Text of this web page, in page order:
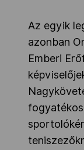
Az egyik
azonban
Emberi